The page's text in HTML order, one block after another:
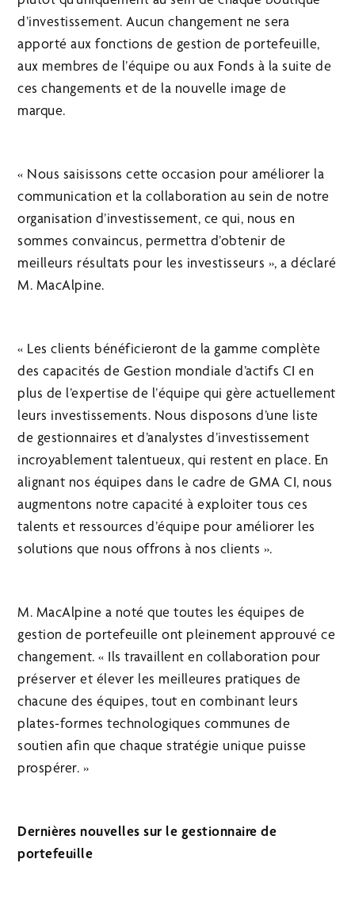
d’investissement. Aucun changement ne sera
apporté aux fonctions de gestion de portefeuille,
aux membres de l’équipe ou aux Fonds à la suite de
ces changements et de la nouvelle image de
marque.
« Nous saisissons cette occasion pour améliorer la
communication et la collaboration au sein de notre
organisation d’investissement, ce qui, nous en
sommes convaincus, permettra d’obtenir de
meilleurs résultats pour les investisseurs », a déclaré
M. MacAlpine.
« Les clients bénéficieront de la gamme complète
des capacités de Gestion mondiale d’actifs CI en
plus de l’expertise de l’équipe qui gère actuellement
leurs investissements. Nous disposons d’une liste
de gestionnaires et d’analystes d’investissement
incroyablement talentueux, qui restent en place. En
alignant nos équipes dans le cadre de GMA CI, nous
augmentons notre capacité à exploiter tous ces
talents et ressources d’équipe pour améliorer les
solutions que nous offrons à nos clients ».
M. MacAlpine a noté que toutes les équipes de
gestion de portefeuille ont pleinement approuvé ce
changement. « Ils travaillent en collaboration pour
préserver et élever les meilleures pratiques de
chacune des équipes, tout en combinant leurs
plates-formes technologiques communes de
soutien afin que chaque stratégie unique puisse
prospérer. »
Dernières nouvelles sur le gestionnaire de
portefeuille